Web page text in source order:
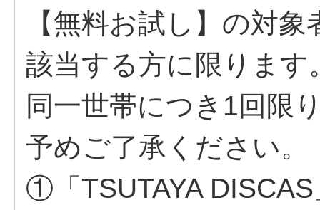
【無料お試し】の対
該当する方に限ります
同一世帯につき1回限
予めご了承ください。
①「TSUTAYA